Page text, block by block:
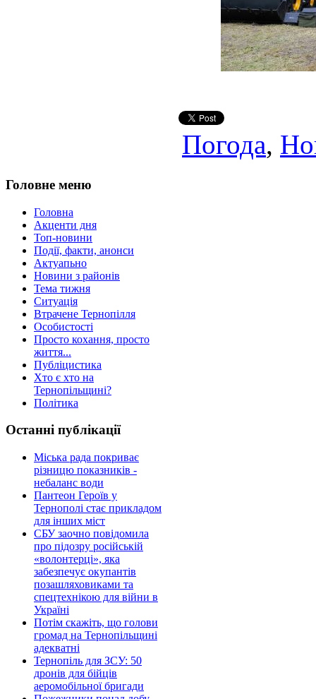
Погода,
Головне меню
Головна
Акценти дня
Топ-новини
Події, факти, анонси
Актуапьно
Новини з районів
Тема тижня
Ситуація
Втрачене Тернопілля
Особистості
Просто кохання, просто
життя...
Публіцистика
Хто є хто на
Тернопільщині?
Політика
Останні публікації
Міська рада покриває
різницю показників -
небаланс води
Пантеон Героїв у
Тернополі стає прикладом
для інших міст
СБУ заочно повідомила
про підозру російській
«волонтерці», яка
забезпечує окупантів
позашляховиками та
спецтехнікою для війни в
Україні
Потім скажіть, що голови
громад на Тернопільщині
адекватні
Тернопіль для ЗСУ: 50
дронів для бійців
аеромобільної бригади